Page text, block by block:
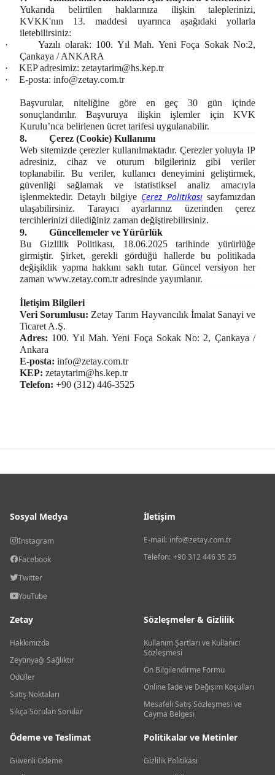
Yukarıda belirtilen haklarınıza ilişkin taleplerinizi,
KVKK'nın 13. maddesi uyarınca aşağıdaki yollarla
iletebilirsiniz:
·
Yazılı olarak: 100. Yıl Mah. Yeni Foça Sokak No:2,
Çankaya / ANKARA
·
KEP adresimiz: zetaytarim@hs.kep.tr
·
E-posta: info@zetay.com.tr
Başvurular, niteliğine göre en geç 30 gün içinde
sonuçlandırılır. Başvuruya ilişkin işlemler için KVK
Kurulu’nca belirlenen ücret tarifesi uygulanabilir.
8.
Çerez (Cookie) Kullanımı
Web sitemizde çerezler kullanılmaktadır. Çerezler yoluyla IP
adresiniz, cihaz ve oturum bilgileriniz gibi veriler
toplanabilir. Bu veriler, kullanıcı deneyimini geliştirmek,
güvenliği sağlamak ve istatistiksel analiz amacıyla
işlenmektedir. Detaylı bilgiye Çerez Politikası sayfamızdan
ulaşabilirsiniz. Tarayıcı ayarlarınız üzerinden çerez
tercihlerinizi dilediğiniz zaman değiştirebilirsiniz.
9.
Güncellemeler ve Yürürlük
Bu Gizlilik Politikası, 18.06.2025 tarihinde yürürlüğe
girmiştir. Şirket, gerekli gördüğü hallerde bu politikada
değişiklik yapma hakkını saklı tutar. Güncel versiyon her
zaman www.zetay.com.tradresinde yayımlanır.
İletişim Bilgileri
Veri Sorumlusu: Zetay Tarım Hayvancılık İmalat Sanayi ve
Ticaret A.Ş.
Adres: 100. Yıl Mah. Yeni Foça Sokak No: 2, Çankaya /
Ankara
E-posta: info@zetay.com.tr
KEP: zetaytarim@hs.kep.tr
Telefon: +90 (312) 446-3525
Sosyal Medya
Instagram
Facebook
Twitter
YouTube
İletişim
E-mail: info@zetay.com.tr
Telefon: +90 312 446 35 25
Zetay
Hakkımızda
Zeytinyağı Sağlıktır
Ödüller
Satış Noktaları
Sıkça Sorulan Sorular
Sözleşmeler & Gizlilik
Kullanım Şartları ve Kullanıcı
Sözleşmesi
Ön Bilgilendirme Formu
Online İade ve Değişim Koşulları
Mesafeli Satış Sözleşmesi ve
Cayma Belgesi
Ödeme ve Teslimat
Güvenli Ödeme
Politikalar ve Metinler
Gizlilik Politikası